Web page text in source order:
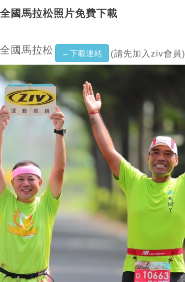
國馬拉松照片免費下載
國馬拉松 ←下載連結 (請先加入ziv會員)